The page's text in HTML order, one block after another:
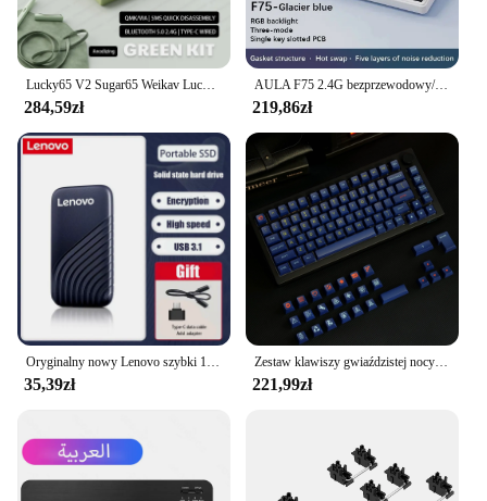
Lucky65 V2 Sugar65 Weikav Lucky 65 klawiszy klawiatura mechaniczna stop aluminium 3 tryby Rgb z możliwością wymiany podczas pracy niestandardowa przewodowa klawiatura do gier
284,59zł
AULA F75 2.4G bezprzewodowy/Bluetooth/przewodowy mechaniczna klawiatura gamingowa RGB dostosowany układ 75% profil OEM struktura uszczelki
219,86zł
Oryginalny nowy Lenovo szybki 128TB 16TB 8TB przenośny dysk SSD 2TB przenośny zewnętrzny dysk twardy półprzewodnikowy interfejs USB3.1 mobilny
35,39zł
Zestaw klawiszy gwiaździstej nocy Akko 187-key PBT Double-Shot OSA Profile mechaniczne klawisze klawiatury kompatybilne z głównymi układami
221,99zł